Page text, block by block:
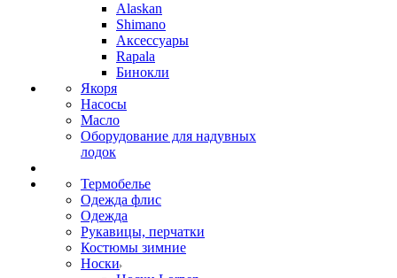
Alaskan
Shimano
Аксессуары
Rapala
Бинокли
Якоря
Насосы
Масло
Оборудование для надувных
лодок
Термобелье
Одежда флис
Одежда
Рукавицы, перчатки
Костюмы зимние
Носки